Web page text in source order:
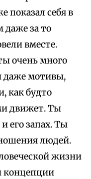
показал себя в
за то
вместе.
очень много
даже мотивы,
как будто
движет. Ты
его запах. Ты
людей.
жизни
концепции